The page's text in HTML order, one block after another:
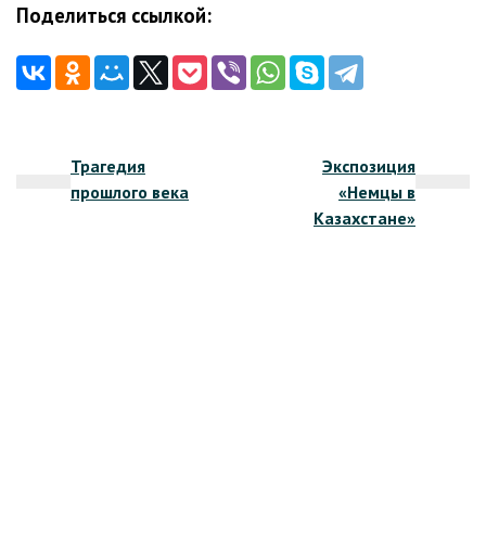
Поделиться ссылкой:
Трагедия
прошлого века
Экспозиция
«Немцы в
Казахстане»